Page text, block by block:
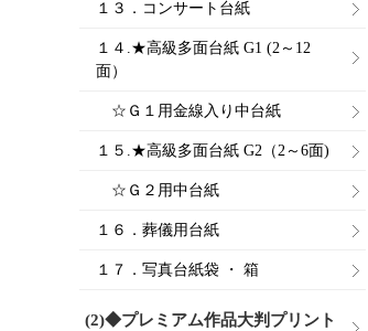
１３．コンサート台紙
１４.★高級多面台紙 G1 (2～12
面）
☆Ｇ１用金線入り中台紙
１５.★高級多面台紙 G2（2～6面)
☆Ｇ２用中台紙
１６．葬儀用台紙
１７．写真台紙袋 ・ 箱
(2)◆プレミアム作品大判プリント